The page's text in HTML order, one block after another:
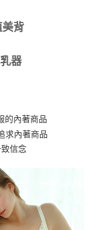
美背
器
的內著商品
求內著商品
信念